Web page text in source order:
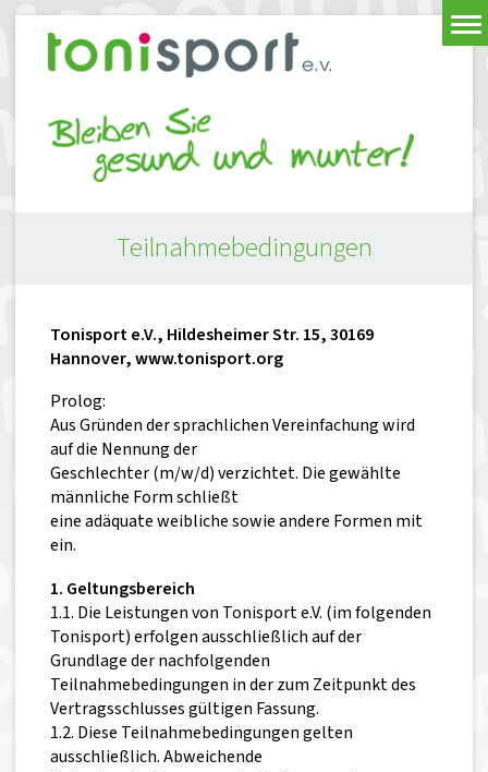
Teilnahmebedingungen
Tonisport e.V., Hildesheimer Str. 15, 30169
Hannover, www.tonisport.org
Prolog:
Aus Gründen der sprachlichen Vereinfachung wird
auf die Nennung der
Geschlechter (m/w/d) verzichtet. Die gewählte
männliche Form schließt
eine adäquate weibliche sowie andere Formen mit
ein.
1. Geltungsbereich
1.1. Die Leistungen von Tonisport e.V. (im folgenden
Tonisport) erfolgen ausschließlich auf der
Grundlage der nachfolgenden
Teilnahmebedingungen in der zum Zeitpunkt des
Vertragsschlusses gültigen Fassung.
1.2. Diese Teilnahmebedingungen gelten
ausschließlich. Abweichende